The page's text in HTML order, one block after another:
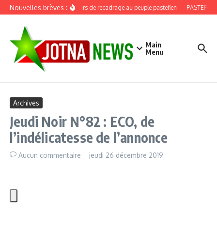
Aller au contenu
Nouvelles brèves :Discours de recadrage au peuple pastefien PASTEF,
Main
Menu
Archives
Jeudi Noir N°82 : ECO, de
l’indélicatesse de l’annonce
Aucun commentaire jeudi 26 décembre 2019